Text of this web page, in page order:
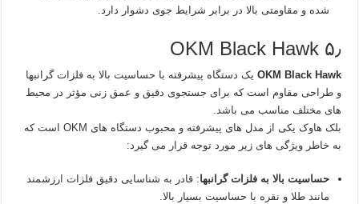
شده و مقاومتی بالا در برابر شرایط جوی دشوار دارد.
۵٫ OKM Black Hawk
OKM Black Hawk یک دستگاه پیشرفته با حساسیت بالا به فلزات گرانبها
و طراحی مقاوم است که برای جستجوی دقیق و عمق‌ زنی مؤثر در محیط‌
های مختلف مناسب می‌ باشد.
بلک هاوک یکی از مدل‌ های پیشرفته و محبوب دستگاه‌ های OKM است که
به خاطر ویژگی‌ های زیر مورد توجه قرار می‌ گیرد:
حساسیت بالا به فلزات گرانبها: قادر به شناسایی دقیق فلزات ارزشمند
مانند طلا و نقره با حساسیت بسیار بالا.